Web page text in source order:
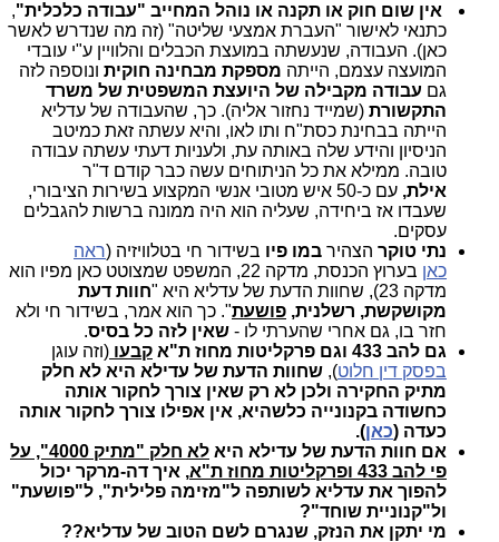
אין שום חוק או תקנה או נוהל המחייב "עבודה כלכלית",
כתנאי לאישור "העברת אמצעי שליטה" (זה מה שנדרש לאשר
כאן). העבודה, שנעשתה במועצת הכבלים והלוויין ע"י עובדי
המועצה עצמם, הייתה מספקת מבחינה חוקית ונוספה לזה
גם עבודה מקבילה של היועצת המשפטית של משרד
התקשורת (שמייד נחזור אליה). כך, שהעבודה של עדליא
הייתה בבחינת כסת"ח ותו לאו, והיא עשתה זאת כמיטב
הניסיון והידע שלה באותה עת, ולעניות דעתי עשתה עבודה
טובה. ממילא את כל הניתוחים עשה כבר קודם ד"ר
אילת,
עם כ-50 איש מטובי אנשי המקצוע בשירות הציבורי,
שעבדו אז ביחידה, שעליה הוא היה ממונה ברשות להגבלים
עסקים.
נתי טוקר הצהיר במו פיו בשידור חי בטלוויזיה (ראה
כאן
בערוץ הכנסת, מדקה 22, המשפט שמצוטט כאן מפיו הוא
מדקה 23), שחוות הדעת של עדליא היא "
חוות דעת
מקושקשת, רשלנית, פושעת". כך הוא אמר, בשידור חי ולא
חזר בו, גם אחרי שהערתי לו - שאין לזה כל בסיס.
גם להב 433 וגם פרקליטות מחוז ת"א
קבעו (וזה עוגן
בפסק דין חלוט), שחוות הדעת של עדילא היא לא חלק
מתיק החקירה ולכן לא רק שאין צורך לחקור אותה
כחשודה בקנונייה כלשהיא, אין אפילו צורך לחקור אותה
כעדה (כאן).
אם חוות הדעת של עדילא היא
לא חלק "מתיק 4000", על
פי להב 433 ופרקליטות מחוז ת"א
, איך דה-מרקר יכול
להפוך את עדליא לשותפה ל"מזימה פלילית", ל"פושעת"
ול"קנוניית שוחד"?
מי יתקן את הנזק, שנגרם לשם הטוב של עדליא??